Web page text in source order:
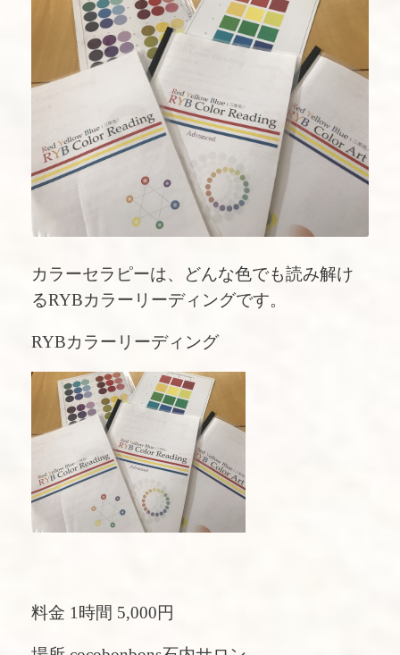
カラーセラピーは、どんな色でも読み解け
るRYBカラーリーディングです。
RYBカラーリーディング
料金 1時間 5,000円